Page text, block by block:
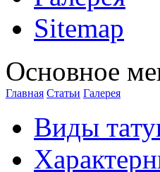
Sitemap
Оснoвнoе
Главная Стaтьи Галерея
Виды